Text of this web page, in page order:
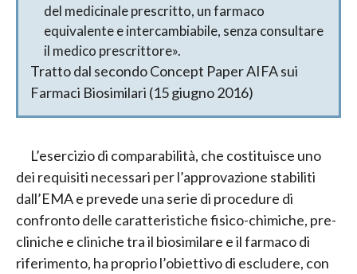
del medicinale prescritto, un farmaco
equivalente e intercambiabile, senza consultare
il medico prescrittore».
Tratto dal secondo Concept Paper AIFA sui
Farmaci Biosimilari (15 giugno 2016)
L’esercizio di comparabilità, che costituisce uno
dei requisiti necessari per l’approvazione stabiliti
dall’EMA e prevede una serie di procedure di
confronto delle caratteristiche fisico-chimiche, pre-
cliniche e cliniche tra il biosimilare e il farmaco di
riferimento, ha proprio l’obiettivo di escludere, con